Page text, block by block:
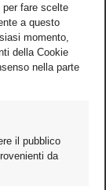
fare scelte
a questo
momento,
della Cookie
nella parte
il pubblico
da